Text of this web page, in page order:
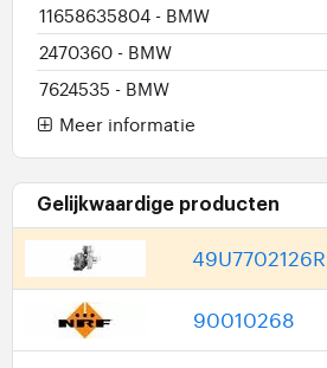
11658635804 - BMW
2470360 - BMW
7624535 - BMW
Meer informatie
Gelijkwaardige producten
90010268